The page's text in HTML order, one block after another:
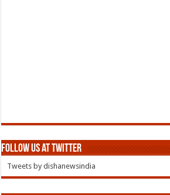
Follow us at Twitter
Tweets by dishanewsindia